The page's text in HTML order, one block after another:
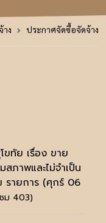
ง ประกาศจัดซื้อจัดจ้าง
ขทัย เรื่อง ขาย
ภาพและไม่จำเป็น
รายการ (ศุกร์ 06
ม 403)